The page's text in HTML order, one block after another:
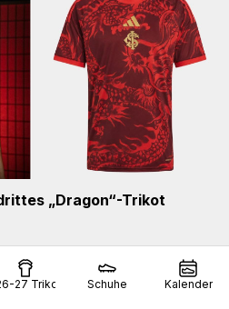
27 Trikots Schuhe Kalender
„Dragon“-Trikot